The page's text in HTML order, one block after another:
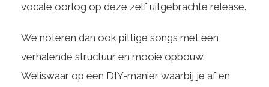
vocale oorlog op deze zelf uitgebrachte release.
We noteren dan ook pittige songs met een
verhalende structuur en mooie opbouw.
Weliswaar op een DIY-manier waarbij je af en